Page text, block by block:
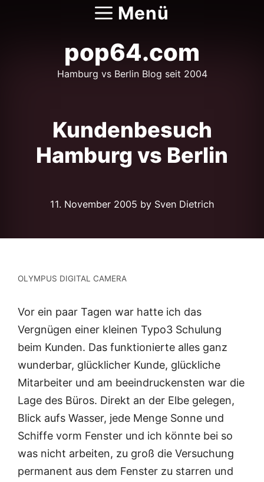
Menü
pop64.com
Hamburg vs Berlin Blog seit 2004
Kundenbesuch
Hamburg vs Berlin
11. November 2005 by Sven Dietrich
OLYMPUS DIGITAL CAMERA
Vor ein paar Tagen war hatte ich das
Vergnügen einer kleinen Typo3 Schulung
beim Kunden. Das funktionierte alles ganz
wunderbar, glücklicher Kunde, glückliche
Mitarbeiter und am beeindruckensten war die
Lage des Büros. Direkt an der Elbe gelegen,
Blick aufs Wasser, jede Menge Sonne und
Schiffe vorm Fenster und ich könnte bei so
was nicht arbeiten, zu groß die Versuchung
permanent aus dem Fenster zu starren und